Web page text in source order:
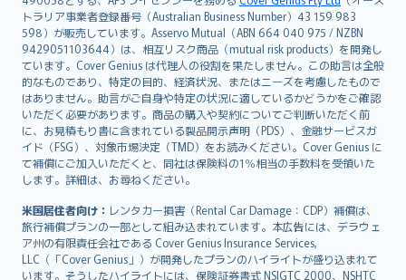
トラリア事業者登録番号（Australian Business Number）43 159 983
598）が販売しています。Asservo Mutual（ABN 664 040 975 / NZBN
9429051103644）は、相互リスク商品（mutual risk products）を開発し
ています。Cover Genius は代理人の役割を果たしません。この助言は全般
的なものであり、特定の目的、経済状況、またはニーズを考慮したもので
はありません。助言がご自身や特定の状況に適しているかどうかをご確認
いただく必要があります。商品の購入や契約についてご判断いただく前
に、お見積もり書に含まれている製品開示声明（PDS）、金融サービスガ
イド（FSG）、対象市場決定（TMD）をお読みください。Cover Genius に
て補償にご加入いただくと、同社は保険料の1％相当の手数料を受領いた
します。詳細は、お尋ねください。
米国居住者向け： レンタカー損害（Rental Car Damage：CDP）補償は、
旅行補償プランの一部として組み込まれています。本広告には、デラウェ
ア州の有限責任会社である Cover Genius Insurance Services,
LLC（「Cover Genius」）が開発したプランのハイライトが盛り込まれて
います。そうしたハイライトには、保険証券書式 NSIGTC 2000、NSHTC
한국어
dansk
norsk
suomi
العربيّة
Türkçe
česky
Русский
български
català
Hrvatski